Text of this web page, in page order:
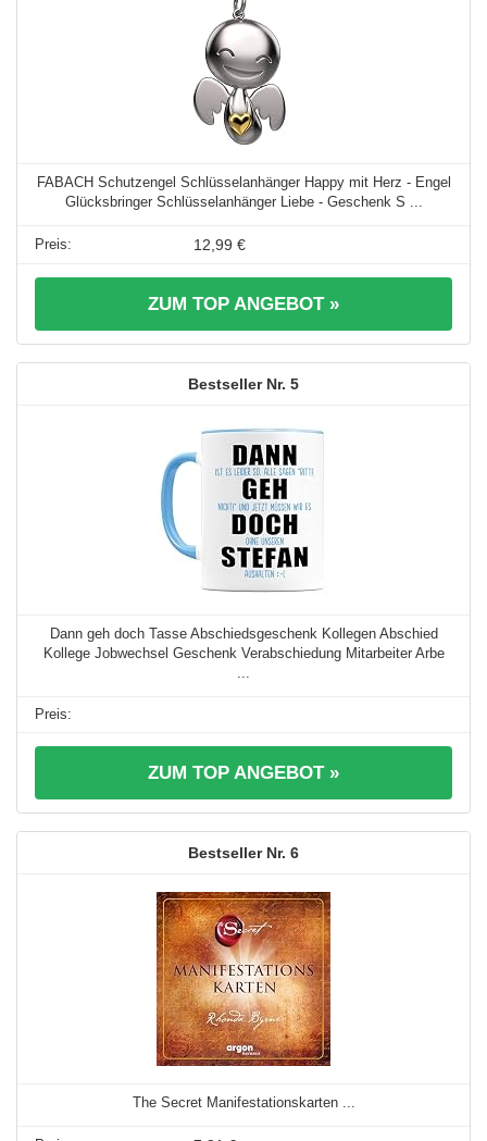
FABACH Schutzengel Schlüsselanhänger Happy mit Herz - Engel
Glücksbringer Schlüsselanhänger Liebe - Geschenk S ...
12,99 €
ZUM TOP ANGEBOT »
5
Dann geh doch Tasse Abschiedsgeschenk Kollegen Abschied
Kollege Jobwechsel Geschenk Verabschiedung Mitarbeiter Arbe
...
ZUM TOP ANGEBOT »
6
The Secret Manifestationskarten ...